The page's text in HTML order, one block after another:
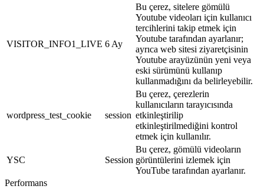
VISITOR_INFO1_LIVE 6 Ay
Bu çerez, sitelere gömülü
Youtube videoları için kullanıcı
tercihlerini takip etmek için
Youtube tarafından ayarlanır;
ayrıca web sitesi ziyaretçisinin
Youtube arayüzünün yeni veya
eski sürümünü kullanıp
kullanmadığını da belirleyebilir.
wordpress_test_cookie session
Bu çerez, çerezlerin
kullanıcıların tarayıcısında
etkinleştirilip
etkinleştirilmediğini kontrol
etmek için kullanılır.
YSC Session
Bu çerez, gömülü videoların
görüntülerini izlemek için
YouTube tarafından ayarlanır.
Performans